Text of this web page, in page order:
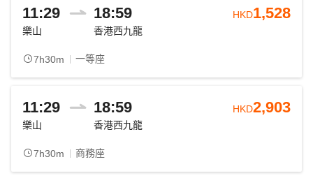
11:29 18:59
樂山 香港西九龍
7h30m 一等座
HKD1,528
11:29 18:59
樂山 香港西九龍
7h30m 商務座
HKD2,903